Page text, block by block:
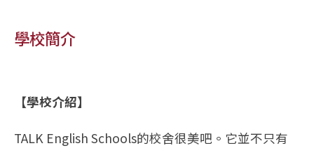
學校簡介
【學校介紹】
TALK English Schools的校舍很美吧。它並不只有